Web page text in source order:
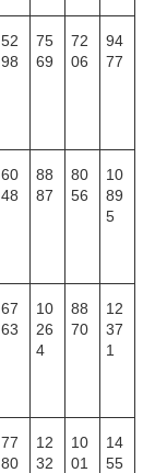
52
98
75
69
72
06
94
77
60
48
88
87
80
56
10
89
5
67
63
10
26
4
88
70
12
37
1
77
80
12
32
10
01
14
55